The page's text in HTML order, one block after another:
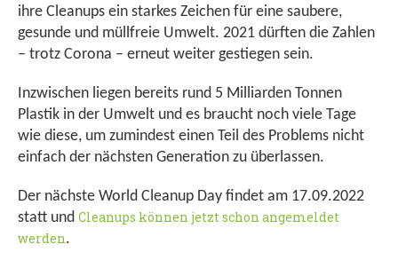
ihre Cleanups ein starkes Zeichen für eine saubere,
gesunde und müllfreie Umwelt. 2021 dürften die Zahlen
– trotz Corona – erneut weiter gestiegen sein.
Inzwischen liegen bereits rund 5 Milliarden Tonnen
Plastik in der Umwelt und es braucht noch viele Tage
wie diese, um zumindest einen Teil des Problems nicht
einfach der nächsten Generation zu überlassen.
Der nächste World Cleanup Day findet am 17.09.2022
statt und Cleanups können jetzt schon angemeldet
werden.